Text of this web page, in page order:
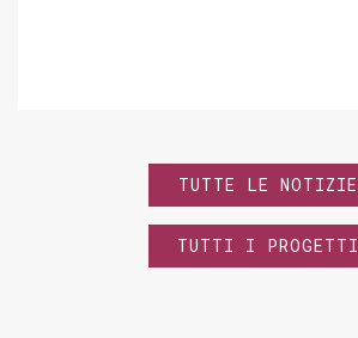
TUTTE LE NOTIZIE
TUTTI I PROGETTI